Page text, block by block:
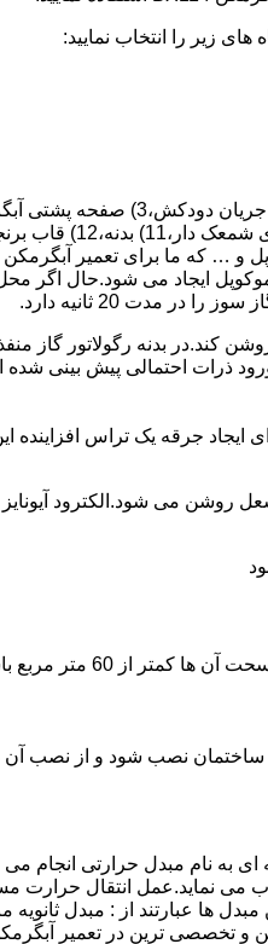
ایجاد می شود.حال اگر
بدنه رگولاتور گاز
احتمالی پیش بینی شده
می شود.الکترود
نصب وسایل گاز سوز پر
نصب شود و از نصب آن
به نام مبدل حرارتی
می نماید.عمل انتقال
ها عبارتند از : مبدل
و تخصصی ترین در تعمیر